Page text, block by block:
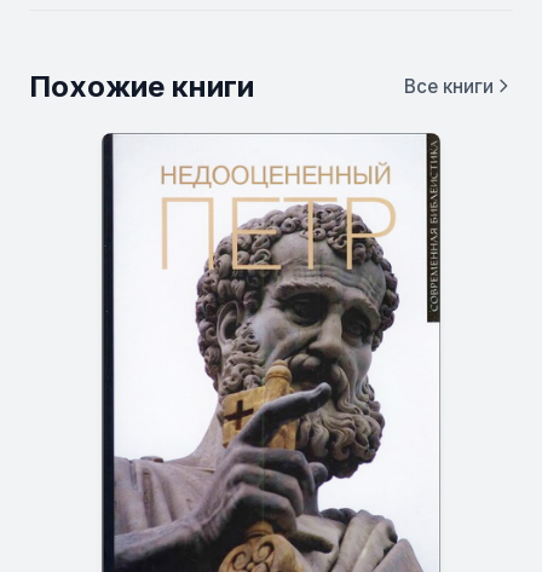
Похожие книги Все книги